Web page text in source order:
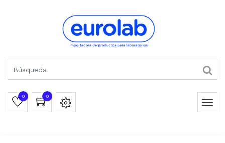
0 0